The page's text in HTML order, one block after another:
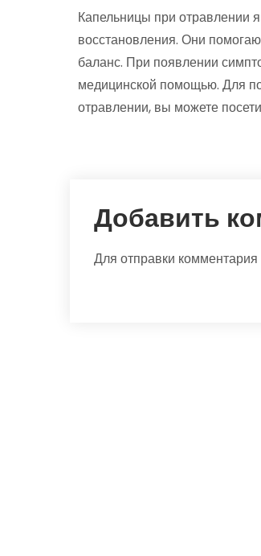
Капельницы при
восстановления. Они
баланс. При появлении
медицинской помощью. Для
отравлении, вы можете
Добавить
Для отправки